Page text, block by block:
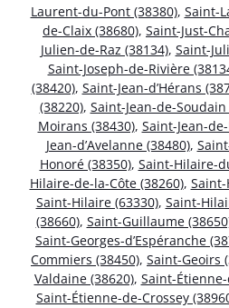
Laurent-du-Pont (38380), Saint-
de-Claix (38680), Saint-Just-
Julien-de-Raz (38134), Saint-
Saint-Joseph-de-Rivière
(38420), Saint-Jean-d’Hérans
(38220), Saint-Jean-de-Soudain
Moirans (38430), Saint-Jean-
Jean-d’Avelanne (38480),
Honoré (38350), Saint-Hilaire-
Hilaire-de-la-Côte (38260),
Saint-Hilaire (63330), Saint-
(38660), Saint-Guillaume
Saint-Georges-d’Espéranche
Commiers (38450), Saint-Geoirs
Valdaine (38620), Saint-
Saint-Étienne-de-Crossey